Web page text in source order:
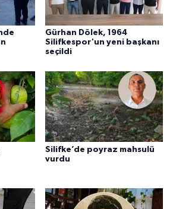
Gürhan Dölek, 1964
Silifkespor'un yeni başkanı
seçildi
Silifke’de poyraz mahsulü
vurdu